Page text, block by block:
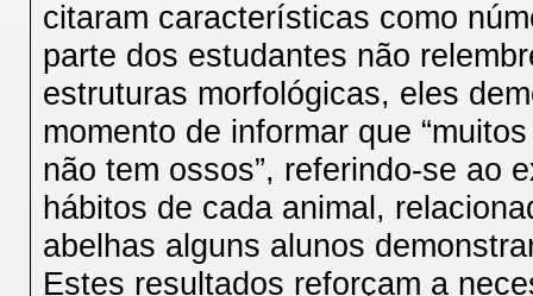
citaram características como
parte dos estudantes não
estruturas morfológicas, eles
momento de informar que
não tem ossos”, referindo-se ao
hábitos de cada animal,
abelhas alguns alunos
Estes resultados reforçam a